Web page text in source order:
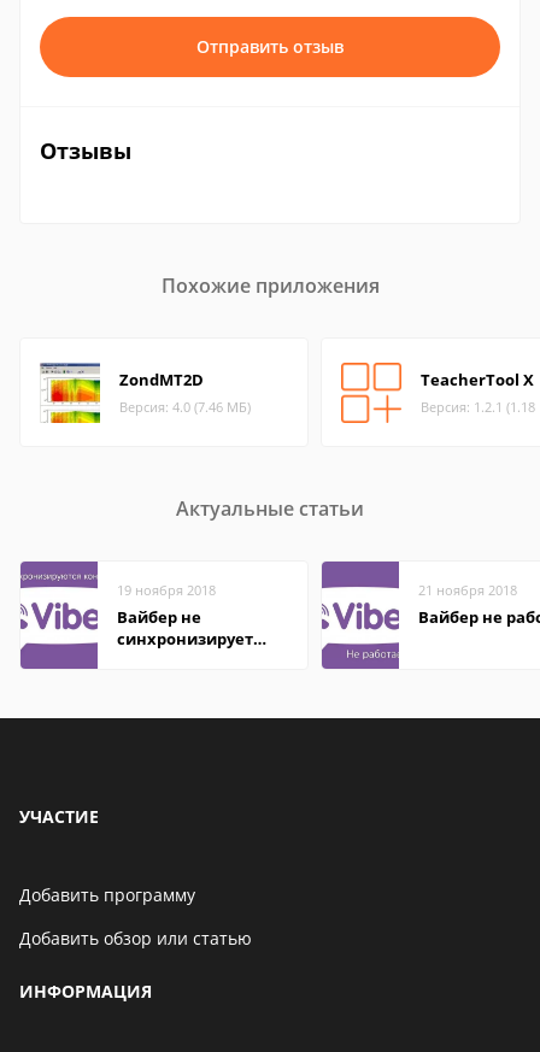
Отправить отзыв
Отзывы
Похожие приложения
ZondMT2D
Версия: 4.0 (7.46 МБ)
TeacherTool X
Версия: 1.2.1
Актуальные статьи
19 ноября 2018
Вайбер не
синхронизирует
21 ноября 2018
Вайбер не
УЧАСТИЕ
Добавить программу
Добавить обзор или статью
ИНФОРМАЦИЯ